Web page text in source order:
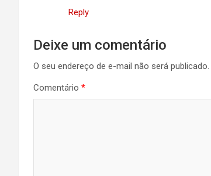
Reply
Deixe um comentário
O seu endereço de e-mail não será publicado.
Comentário *